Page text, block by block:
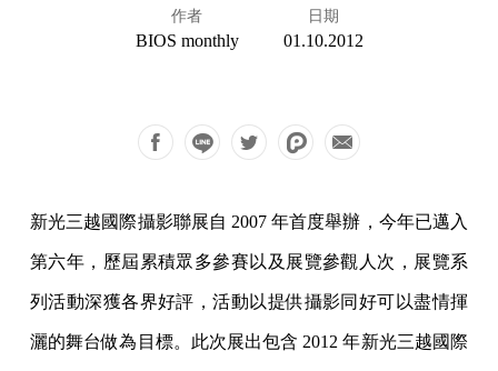
作者
BIOS monthly
日期
01.10.2012
新光三越國際攝影聯展自 2007 年首度舉辦，今年已邁入
第六年，歷屆累積眾多參賽以及展覽參觀人次，展覽系
列活動深獲各界好評，活動以提供攝影同好可以盡情揮
灑的舞台做為目標。此次展出包含 2012 年新光三越國際